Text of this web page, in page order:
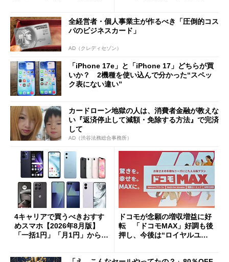
全経営者・個人事業主が作るべき「圧倒的コス
パのビジネスカード」
AD（クレディセゾン）
「iPhone 17e」と「iPhone 17」どちらが買
いか？ 2機種を使い込んで分かった“スペッ
ク表にない違い”
カードローン地獄の人は、消費者金融が教えな
い『返済停止して減額・免除する方法』で完済
して
AD（渋谷法務総合事務所）
4キャリアで買うべきおすす
めスマホ【2026年8月版】
「一括1円」「月1円」からお
ドコモが念願の増収増益に好
転 「ドコモMAX」好調も後
押し、今後は“ロイヤルユー